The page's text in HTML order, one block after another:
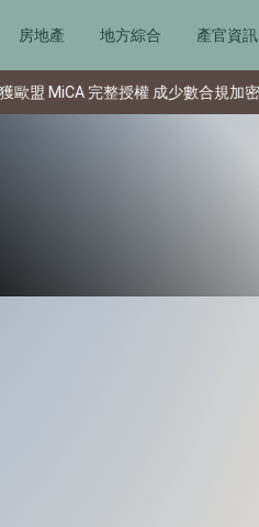
房地產 地方綜合 產官資訊
授權 成少數合規加密資產業者